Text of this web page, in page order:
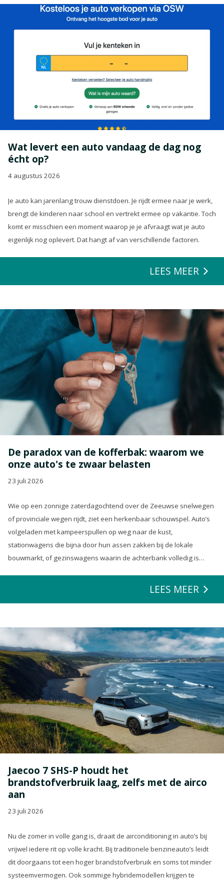
Wat levert een auto vandaag de dag nog
écht op?
4 augustus 2026
Je auto kan jarenlang trouw dienstdoen. Je rijdt ermee naar je werk,
brengt de kinderen naar school en vertrekt ermee op vakantie. Toch
komt er misschien een moment waarop je je afvraagt wat je auto
eigenlijk nog oplevert. Dat hangt af van verschillende factoren.
LEES MEER
De paradox van de kofferbak: waarom we
onze auto's te zwaar belasten
23 juli 2026
Wie op een zonnige zaterdagochtend over de Zeeuwse snelwegen
of provinciale wegen rijdt, ziet een herkenbaar schouwspel. Auto’s
volgeladen met kampeerspullen op weg naar de kust,
stationwagens die bijna door hun assen zakken bij de lokale
bouwmarkt, of gezinswagens waarin de achterbank volledig is
zeulen. We houden van onze auto’s en we verwachten dat ze alles
LEES MEER
Jaecoo 7 SHS-P houdt het
brandstofverbruik laag, zelfs met de airco
aan
23 juli 2026
Nu de zomer in volle gang is, draait de airconditioning in auto’s bij
vrijwel iedere rit op volle kracht. Bij traditionele benzineauto’s leidt
dit doorgaans tot een hoger brandstofverbruik en soms tot minder
systeemvermogen. Ook sommige hybridemodellen krijgen te